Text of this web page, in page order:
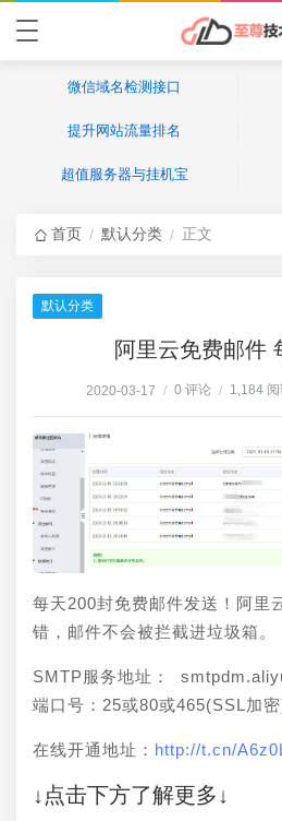
微信域名检测接口
提升网站流量排名
超值服务器与挂机宝
首页 / 默认分类 / 正文
默认分类
阿里云免费邮件
2020-03-17 / 0 评论 / 1,184 阅
每天200封免费邮件发送！阿里
错，邮件不会被拦截进垃圾箱。
SMTP服务地址：
端口号：25或80或465(SSL加
在线开通地址： http://t.cn/
↓点击下方了解更多↓